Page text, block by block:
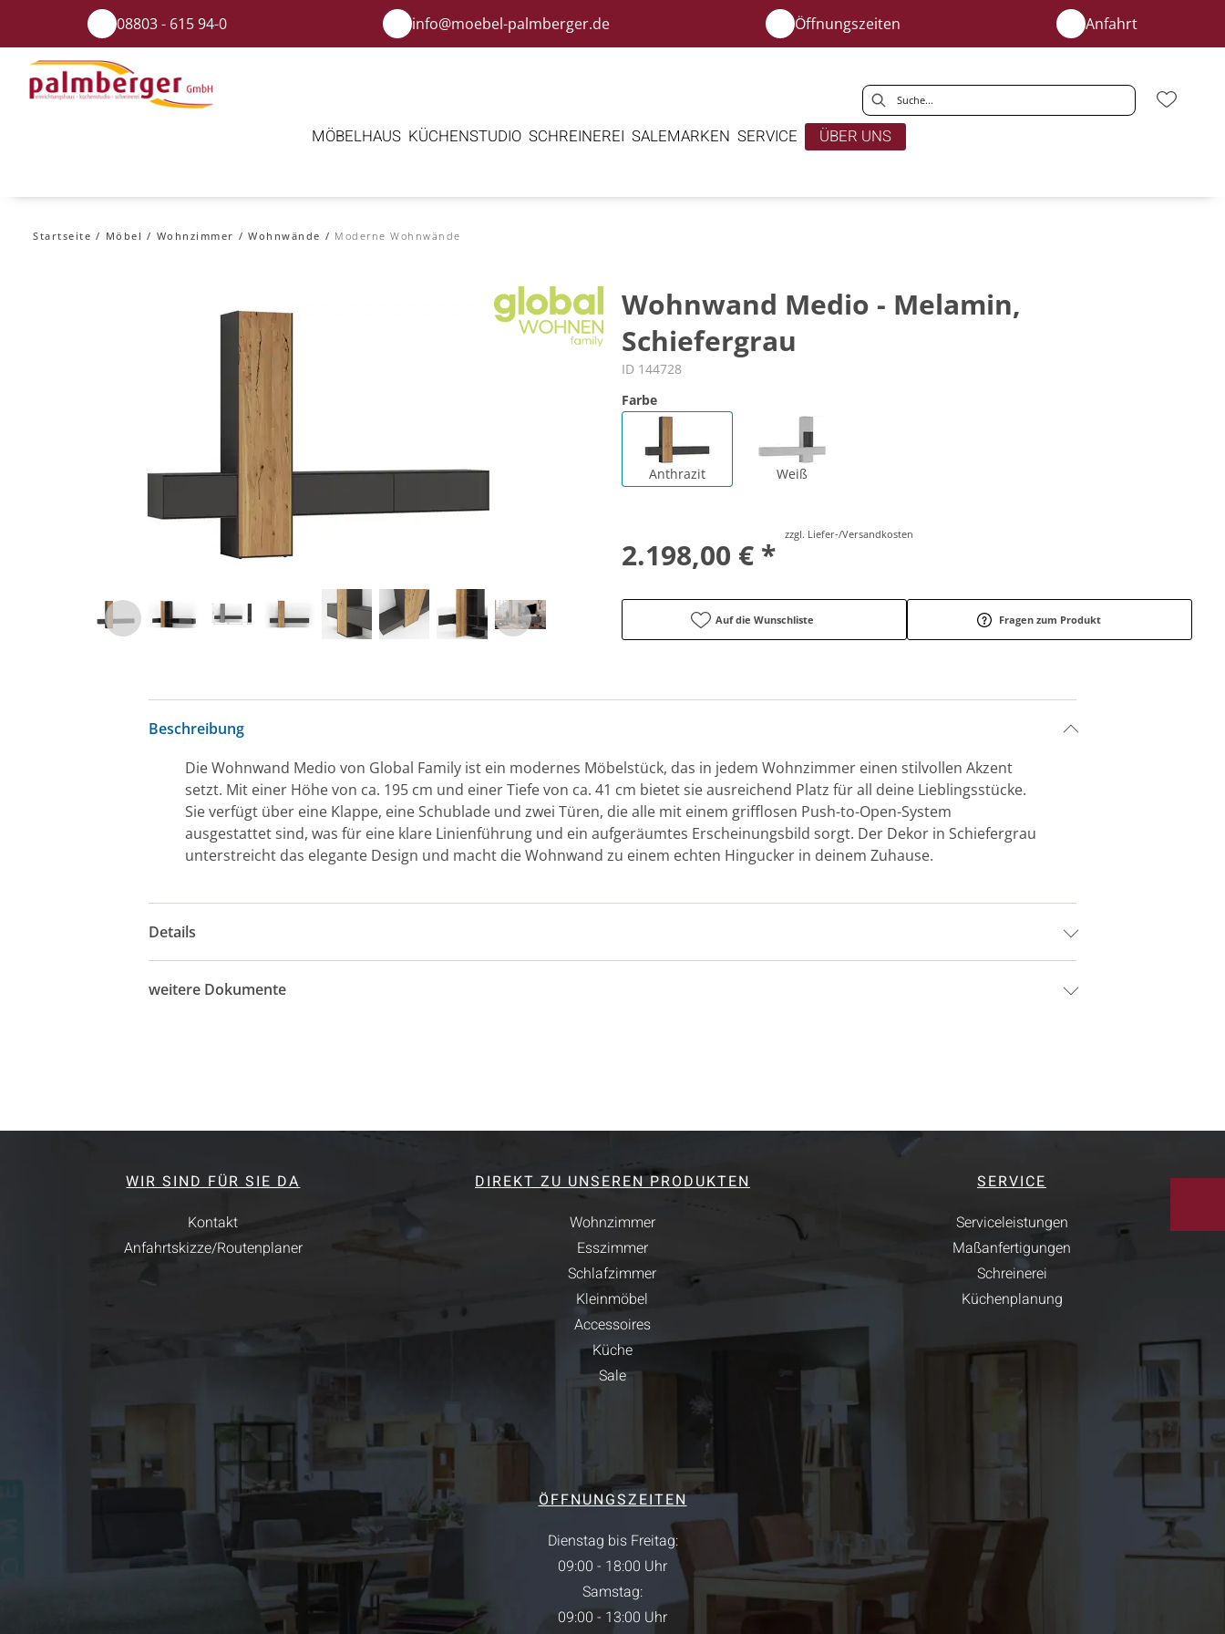
08803 - 615 94-0 info@moebel-palmberger.de Öffnungszeiten Anfahrt
MÖBELHAUS KÜCHENSTUDIO SCHREINEREI SALEMARKEN SERVICE ÜBER UNS
Startseite Möbel Wohnzimmer Wohnwände Moderne Wohnwände
Wohnwand Medio - Melamin,
Schiefergrau
ID 144728
Farbe
Anthrazit Weiß
2.198,00 € *
zzgl. Liefer-/Versandkosten
Auf die Wunschliste Fragen zum Produkt
Beschreibung
Die Wohnwand Medio von Global Family ist ein modernes Möbelstück, das in jedem Wohnzimmer einen stilvollen Akzent
setzt. Mit einer Höhe von ca. 195 cm und einer Tiefe von ca. 41 cm bietet sie ausreichend Platz für all deine Lieblingsstücke.
Sie verfügt über eine Klappe, eine Schublade und zwei Türen, die alle mit einem grifflosen Push-to-Open-System
ausgestattet sind, was für eine klare Linienführung und ein aufgeräumtes Erscheinungsbild sorgt. Der Dekor in Schiefergrau
unterstreicht das elegante Design und macht die Wohnwand zu einem echten Hingucker in deinem Zuhause.
Details
weitere Dokumente
WIR SIND FÜR SIE DA
Kontakt
Anfahrtskizze/Routenplaner
DIREKT ZU UNSEREN PRODUKTEN
Wohnzimmer
Esszimmer
Schlafzimmer
Kleinmöbel
Accessoires
Küche
Sale
SERVICE
Serviceleistungen
Maßanfertigungen
Schreinerei
Küchenplanung
ÖFFNUNGSZEITEN
Dienstag bis Freitag:
09:00 - 18:00 Uhr
Samstag:
09:00 - 13:00 Uhr